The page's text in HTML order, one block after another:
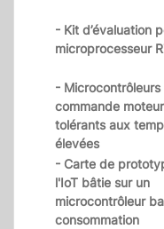
- Kit d’évaluation
microprocesseur
- Microcontrôleurs
commande moteur
tolérants aux
élevées
- Carte de
l'IoT bâtie sur un
microcontrôleur
consommation